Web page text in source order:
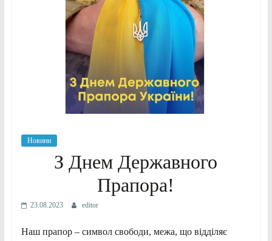
Новини
З Днем Державного
Прапора!
23.08.2023 editor
Наш прапор – символ свободи, межа, що відділяє